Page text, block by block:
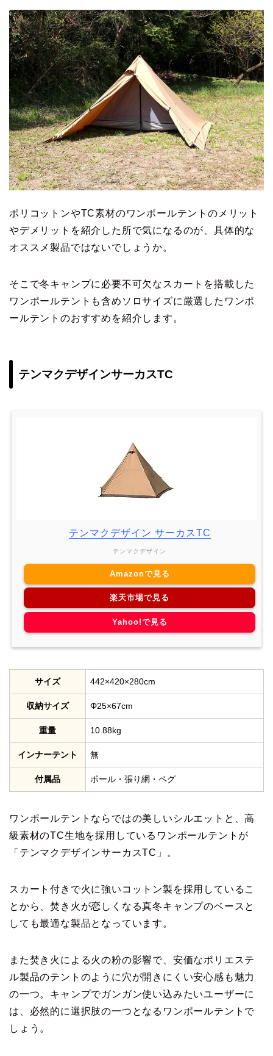
ポリコットンやTC素材のワンポールテントのメリット
やデメリットを紹介した所で気になるのが、具体的な
オススメ製品ではないでしょうか。
そこで冬キャンプに必要不可欠なスカートを搭載した
ワンポールテントも含めソロサイズに厳選したワンポ
ールテントのおすすめを紹介します。
テンマクデザインサーカスTC
テンマクデザイン サーカスTC
テンマクデザイン
Amazonで見る
楽天市場で見る
Yahoo!で見る
サイズ 442×420×280cm
収納サイズ Φ25×67cm
重量 10.88kg
インナーテント 無
付属品 ポール・張り網・ペグ
ワンポールテントならではの美しいシルエットと、高
級素材のTC生地を採用しているワンポールテントが
「テンマクデザインサーカスTC」。
スカート付きで火に強いコットン製を採用しているこ
とから、焚き火が恋しくなる真冬キャンプのベースと
しても最適な製品となっています。
また焚き火による火の粉の影響で、安価なポリエステ
ル製品のテントのように穴が開きにくい安心感も魅力
の一つ。キャンプでガンガン使い込みたいユーザーに
は、必然的に選択肢の一つとなるワンポールテントで
しょう。